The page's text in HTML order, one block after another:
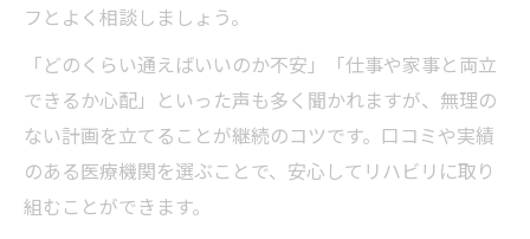
交通事故リハビリ通院で知っておきたい注
意点
交通事故後の通院生活で意識すべきポイン
フとよく相談しましょう。
「どのくらい通えばいいのか不安」「仕事や家事と両立
できるか心配」といった声も多く聞かれますが、無理の
ない計画を立てることが継続のコツです。口コミや実績
のある医療機関を選ぶことで、安心してリハビリに取り
組むことができます。